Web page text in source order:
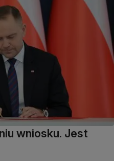
wniosku. Jest